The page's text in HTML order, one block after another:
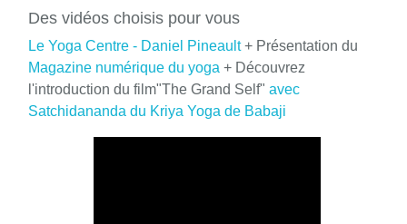
Des vidéos choisis pour vous
Le Yoga Centre - Daniel Pineault+ Présentation du
Magazine numérique du yoga + Découvrez
l'introduction du film"The Grand Self" avec
Satchidananda du Kriya Yoga de Babaji